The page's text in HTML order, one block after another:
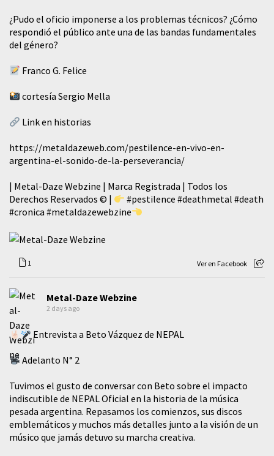
¿Pudo el oficio imponerse a los problemas técnicos? ¿Cómo
respondió el público ante una de las bandas fundamentales
del género?
Franco G. Felice
cortesía Sergio Mella
Link en historias
https://metaldazeweb.com/pestilence-en-vivo-en-
argentina-el-sonido-de-la-perseverancia/
| Metal-Daze Webzine | Marca Registrada | Todos los
Derechos Reservados © |
#pestilence #deathmetal #death
#cronica #metaldazewebzine
1 Ver en Facebook
Metal-Daze Webzine
2 days ago
Entrevista a Beto Vázquez de NEPAL
Adelanto N° 2
Tuvimos el gusto de conversar con Beto sobre el impacto
indiscutible de NEPAL Oficial en la historia de la música
pesada argentina. Repasamos los comienzos, sus discos
emblemáticos y muchos más detalles junto a la visión de un
músico que jamás detuvo su marcha creativa.